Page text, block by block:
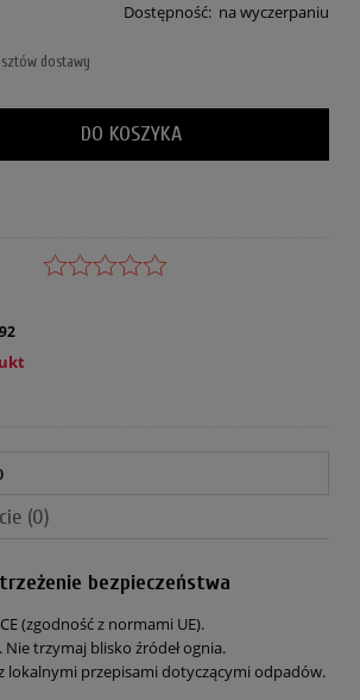
Dostępność: na wyczerpaniu
dostawy
DO KOSZYKA
(0)
bezpieczeństwa
(zgodność z normami UE).
trzymaj blisko źródeł ognia.
lokalnymi przepisami dotyczącymi odpadów.